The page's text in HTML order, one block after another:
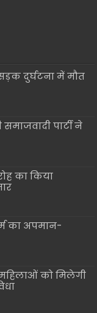
दुर्घटना में मौत
पार्टी ने
का किया
का अपमान-
को मिलेगी